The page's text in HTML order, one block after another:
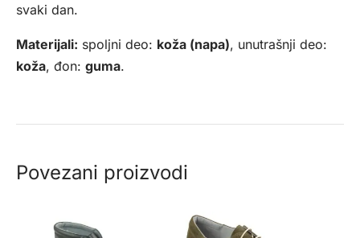
svaki dan.
Materijali: spoljni deo: koža (napa), unutrašnji deo:
koža, đon: guma.
Povezani proizvodi